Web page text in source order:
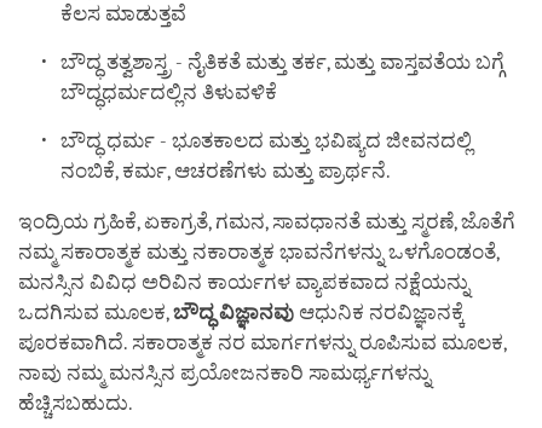
ಕೆಲಸ ಮಾಡುತ್ತವೆ
ಬೌದ್ಧ ತತ್ವಶಾಸ್ತ್ರ - ನೈತಿಕತೆ ಮತ್ತು ತರ್ಕ, ಮತ್ತು ವಾಸ್ತವತೆಯ ಬಗ್ಗೆ
ಬೌದ್ಧಧರ್ಮದಲ್ಲಿನ ತಿಳುವಳಿಕೆ
ಬೌದ್ಧ ಧರ್ಮ - ಭೂತಕಾಲದ ಮತ್ತು ಭವಿಷ್ಯದ ಜೀವನದಲ್ಲಿ
ನಂಬಿಕೆ, ಕರ್ಮ, ಆಚರಣೆಗಳು ಮತ್ತು ಪ್ರಾರ್ಥನೆ.
ಇಂದ್ರಿಯ ಗ್ರಹಿಕೆ, ಏಕಾಗ್ರತೆ, ಗಮನ, ಸಾವಧಾನತೆ ಮತ್ತು ಸ್ಮರಣೆ, ಜೊತೆಗೆ
ನಮ್ಮ ಸಕಾರಾತ್ಮಕ ಮತ್ತು ನಕಾರಾತ್ಮಕ ಭಾವನೆಗಳನ್ನು ಒಳಗೊಂಡಂತೆ,
ಮನಸ್ಸಿನ ವಿವಿಧ ಅರಿವಿನ ಕಾರ್ಯಗಳ ವ್ಯಾಪಕವಾದ ನಕ್ಷೆಯನ್ನು
ಒದಗಿಸುವ ಮೂಲಕ,ಬೌದ್ಧ ವಿಜ್ಞಾನವು ಆಧುನಿಕ ನರವಿಜ್ಞಾನಕ್ಕೆ
ಪೂರಕವಾಗಿದೆ. ಸಕಾರಾತ್ಮಕ ನರ ಮಾರ್ಗಗಳನ್ನು ರೂಪಿಸುವ ಮೂಲಕ,
ನಾವು ನಮ್ಮ ಮನಸ್ಸಿನ ಪ್ರಯೋಜನಕಾರಿ ಸಾಮರ್ಥ್ಯಗಳನ್ನು
ಹೆಚ್ಚಿಸಬಹುದು.